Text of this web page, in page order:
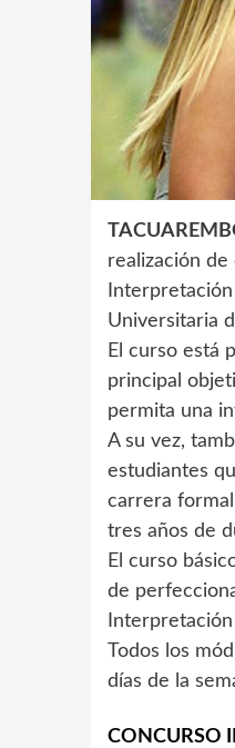
realización de
Universitaria
El curso está
principal
permita una
A su vez,
estudiantes
carrera
tres años de
El curso
de
Todos los
días de la
CONCURSO